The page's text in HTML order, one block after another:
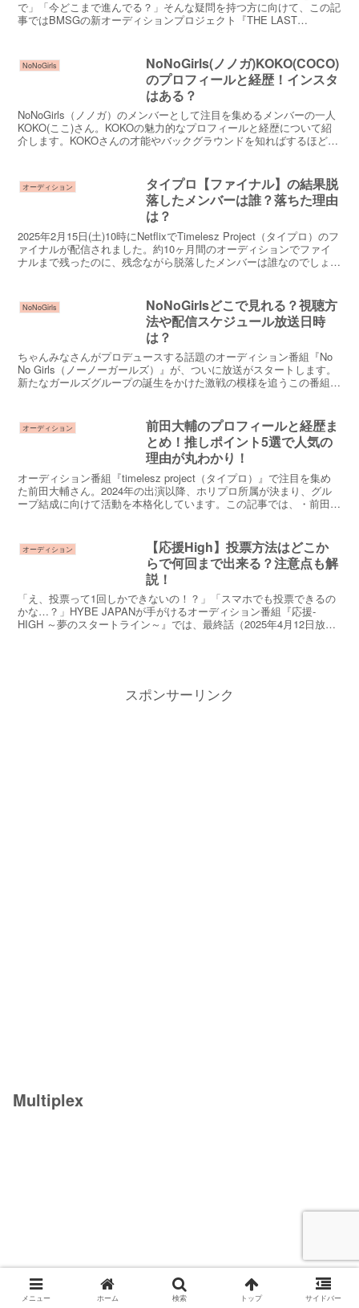
で」「今どこまで進んでる？」そんな疑問を持つ方に向けて、この記
事ではBMSGの新オーディションプロジェクト『THE LAST
NoNoGirls
NoNoGirls(ノノガ)KOKO(COCO)
のプロフィールと経歴！インスタ
はある？
NoNoGirls（ノノガ）のメンバーとして注目を集めるメンバーの一人
KOKO(ここ)さん。KOKOの魅力的なプロフィールと経歴について紹
介します。KOKOさんの才能やバックグラウンドを知ればするほど、
オーディション
タイプロ【ファイナル】の結果脱
落したメンバーは誰？落ちた理由
は？
2025年2月15日(土)10時にNetflixでTimelesz Project（タイプロ）のフ
ァイナルが配信されました。約10ヶ月間のオーディションでファイ
ナルまで残ったのに、残念ながら脱落したメンバーは誰なのでしょう
NoNoGirls
NoNoGirlsどこで見れる？視聴方
法や配信スケジュール放送日時
は？
ちゃんみなさんがプロデュースする話題のオーディション番組『No
No Girls（ノーノーガールズ）』が、ついに放送がスタートします。
新たなガールズグループの誕生をかけた激戦の模様を追うこの番組で
オーディション
前田大輔のプロフィールと経歴ま
とめ！推しポイント5選で人気の
理由が丸わかり！
オーディション番組『timelesz project（タイプロ）』で注目を集め
た前田大輔さん。2024年の出演以降、ホリプロ所属が決まり、グル
ープ結成に向けて活動を本格化しています。この記事では、・前田大
オーディション
【応援High】投票方法はどこか
らで何回まで出来る？注意点も解
説！
「え、投票って1回しかできないの！？」「スマホでも投票できるの
かな…？」HYBE JAPANが手がけるオーディション番組『応援-
HIGH ～夢のスタートライン～』では、最終話（2025年4月12日放
スポンサーリンク
Multiplex
メニュー ホーム 検索 トップ サイドバー